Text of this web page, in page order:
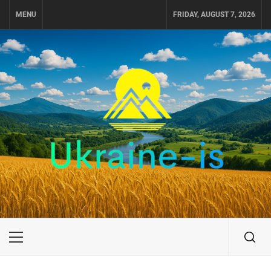
MENU FRIDAY, AUGUST 7, 2026
UKRAINE-IS
ПУТЕШЕСТВИЕ ПО УКРАИНЕ
Primary